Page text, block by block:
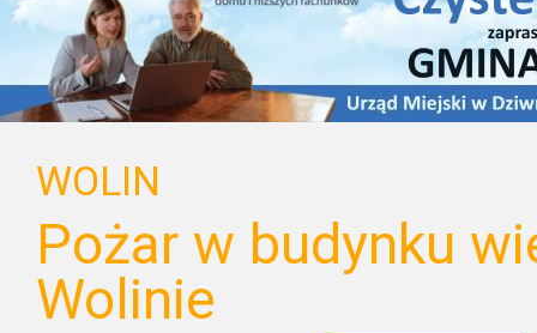
WOLIN
Pożar w budynku
Wolinie